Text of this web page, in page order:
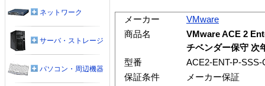
メーカー
VMware
商品名
VMware ACE 2
チベンダー保守 次
型番
ACE2-ENT-P-SSS-
保証条件
メーカー保証
ネットワーク
サーバ・ストレージ
パソコン・周辺機器